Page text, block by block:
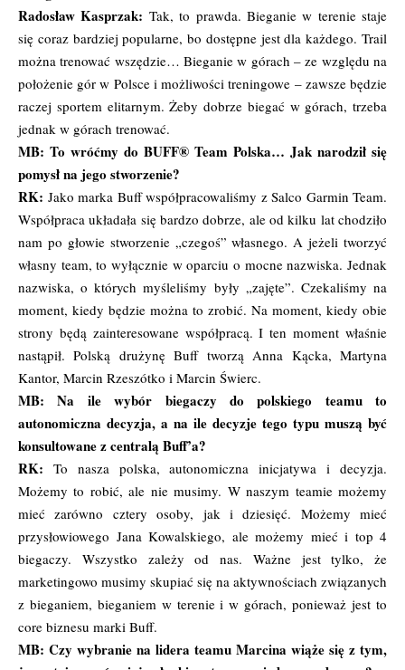
Radosław Kasprzak: Tak, to prawda. Bieganie w terenie staje
się coraz bardziej popularne, bo dostępne jest dla każdego. Trail
można trenować wszędzie… Bieganie w górach – ze względu na
położenie gór w Polsce i możliwości treningowe – zawsze będzie
raczej sportem elitarnym. Żeby dobrze biegać w górach, trzeba
jednak w górach trenować.
MB: To wróćmy do BUFF® Team Polska… Jak narodził się
pomysł na jego stworzenie?
RK: Jako marka Buff współpracowaliśmy z Salco Garmin Team.
Współpraca układała się bardzo dobrze, ale od kilku lat chodziło
nam po głowie stworzenie „czegoś” własnego. A jeżeli tworzyć
własny team, to wyłącznie w oparciu o mocne nazwiska. Jednak
nazwiska, o których myśleliśmy były „zajęte”. Czekaliśmy na
moment, kiedy będzie można to zrobić. Na moment, kiedy obie
strony będą zainteresowane współpracą. I ten moment właśnie
nastąpił. Polską drużynę Buff tworzą Anna Kącka, Martyna
Kantor, Marcin Rzeszótko i Marcin Świerc.
MB: Na ile wybór biegaczy do polskiego teamu to
autonomiczna decyzja, a na ile decyzje tego typu muszą być
konsultowane z centralą Buff’a?
RK: To nasza polska, autonomiczna inicjatywa i decyzja.
Możemy to robić, ale nie musimy. W naszym teamie możemy
mieć zarówno cztery osoby, jak i dziesięć. Możemy mieć
przysłowiowego Jana Kowalskiego, ale możemy mieć i top 4
biegaczy. Wszystko zależy od nas. Ważne jest tylko, że
marketingowo musimy skupiać się na aktywnościach związanych
z bieganiem, bieganiem w terenie i w górach, ponieważ jest to
core biznesu marki Buff.
MB: Czy wybranie na lidera teamu Marcina wiąże się z tym,